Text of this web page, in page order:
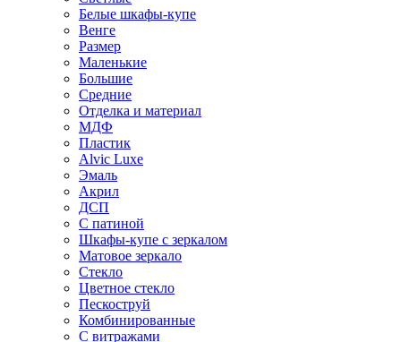
Белые шкафы-купе
Венге
Размер
Маленькие
Большие
Средние
Отделка и материал
МДФ
Пластик
Alvic Luxe
Эмаль
Акрил
ДСП
С патиной
Шкафы-купе с зеркалом
Матовое зеркало
Стекло
Цветное стекло
Пескоструй
Комбинированные
С витражами